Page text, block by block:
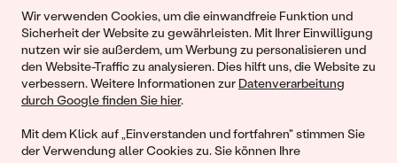
Wir verwenden Cookies, um die einwandfreie Funktion und
Sicherheit der Website zu gewährleisten. Mit Ihrer Einwilligung
nutzen wir sie außerdem, um Werbung zu personalisieren und
den Website-Traffic zu analysieren. Dies hilft uns, die Website zu
verbessern. Weitere Informationen zur Datenverarbeitung
durch Google finden Sie hier.
Mit dem Klick auf „Einverstanden und fortfahren" stimmen Sie
der Verwendung aller Cookies zu. Sie können Ihre
Begleiten Sie uns!